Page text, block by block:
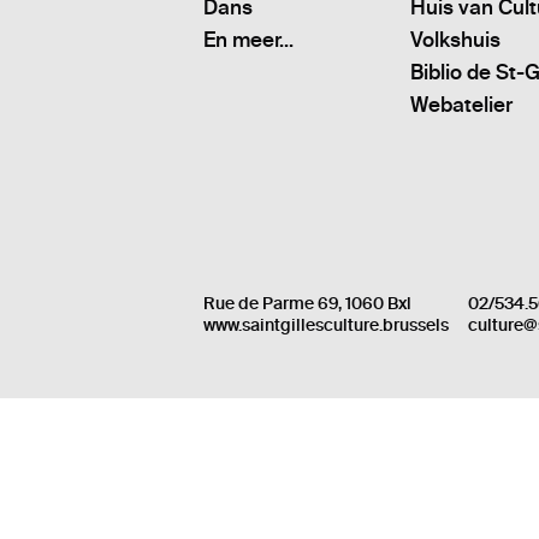
Dans
En meer...
Huis van
Volkshuis
Biblio de St-
Webatelier
Rue de Parme 69, 1060 Bxl
www.saintgillesculture.brussels
02/